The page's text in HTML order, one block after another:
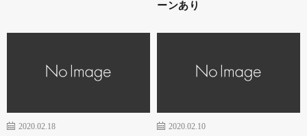
ーンあり
2020.02.18 2020.02.10